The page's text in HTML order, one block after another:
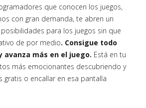
que conocen los juegos,
con gran demanda, te abren un
para los juegos sin que
de por medio. Consigue todo
avanza más en el juego. Está en tu
más emocionantes descubriendo y
gratis o encallar en esa pantalla